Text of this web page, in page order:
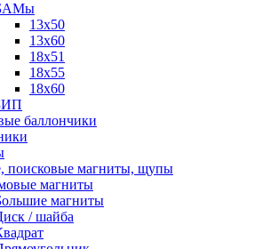
13х50
13х60
18х51
18х55
18х60
баллончики
поисковые магниты, щупы
магниты
магниты
/ шайба